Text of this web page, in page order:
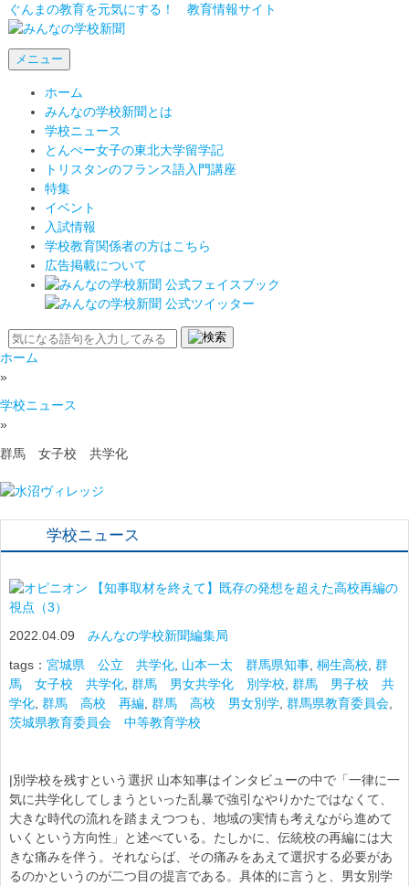
ぐんまの教育を元気にする！ 教育情報サイト
メニュー
ホーム
みんなの学校新聞とは
学校ニュース
とんぺー女子の東北大学留学記
トリスタンのフランス語入門講座
特集
イベント
入試情報
学校教育関係者の方はこちら
広告掲載について
ホーム
»
学校ニュース
»
群馬 女子校 共学化
学校ニュース
【知事取材を終えて】既存の発想を超えた高校再編の
視点（3）
2022.04.09 みんなの学校新聞編集局
tags： 宮城県 公立 共学化 山本一太 群馬県知事 桐生高校 群
馬 女子校 共学化 群馬 男女共学化 別学校 群馬 男子校 共
学化 群馬 高校 再編 群馬 高校 男女別学 群馬県教育委員会
茨城県教育委員会 中等教育学校
|別学校を残すという選択 山本知事はインタビューの中で「一律に一
気に共学化してしまうといった乱暴で強引なやりかたではなくて、
大きな時代の流れを踏まえつつも、地域の実情も考えながら進めて
いくという方向性」と述べている。たしかに、伝統校の再編には大
きな痛みを伴う。それならば、その痛みをあえて選択する必要があ
るのかというのが二つ目の提言である。具体的に言うと、男女別学